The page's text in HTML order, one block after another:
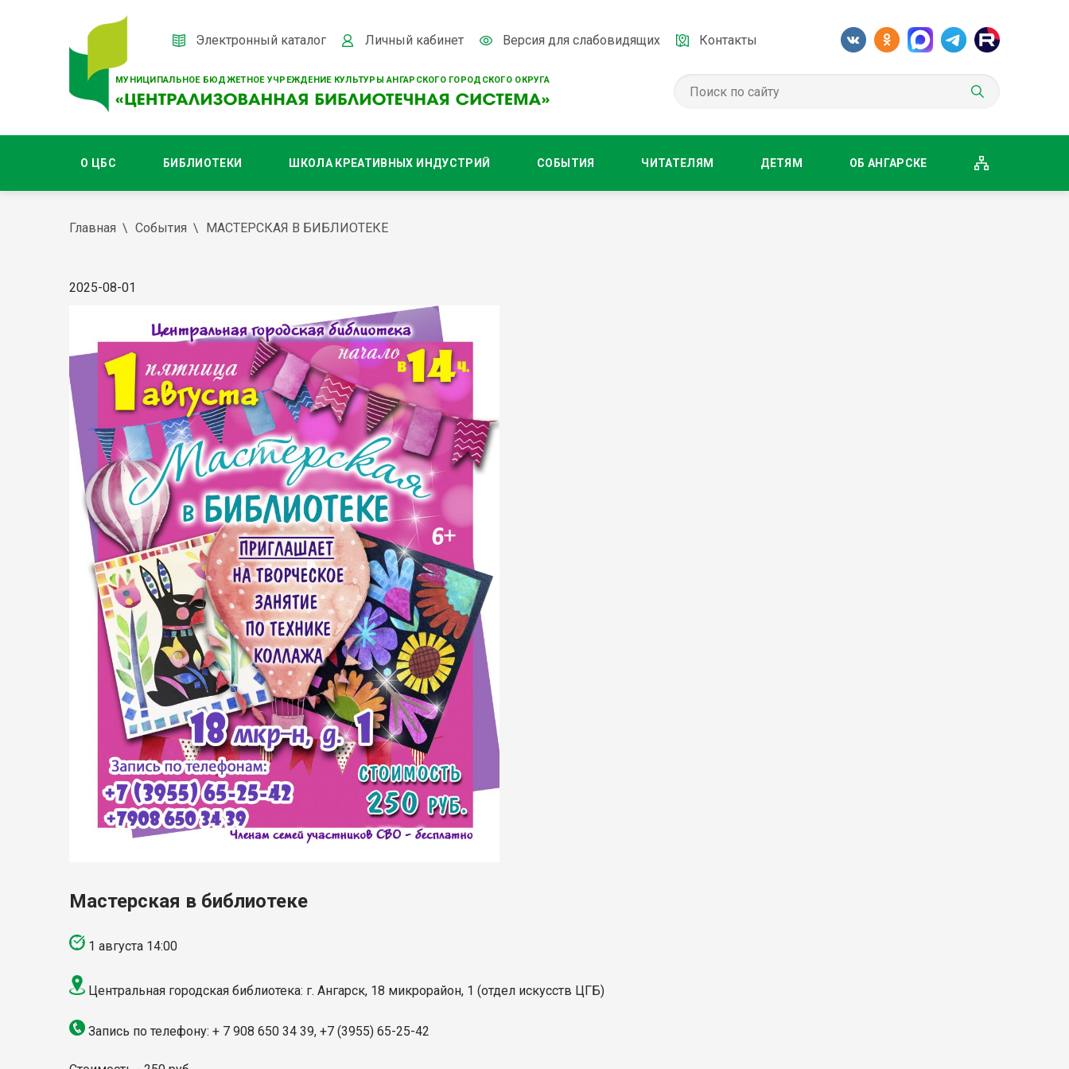
МУНИЦИПАЛЬНОЕ БЮДЖЕТНОЕ УЧРЕЖДЕНИЕ КУЛЬТУРЫ АНГАРСКОГО ГОРОДСКОГО ОКРУГА
Электронный каталог Личный кабинет Версия для слабовидящих Контакты
О ЦБС БИБЛИОТЕКИ ШКОЛА КРЕАТИВНЫХ ИНДУСТРИЙ СОБЫТИЯ ЧИТАТЕЛЯМ ДЕТЯМ ОБ АНГАРСКЕ
Главная События МАСТЕРСКАЯ В БИБЛИОТЕКЕ
2025-08-01
Мастерская в библиотеке
1 августа 14:00
Центральная городская библиотека: г. Ангарск, 18 микрорайон, 1 (отдел искусств ЦГБ)
Запись по телефону: + 7 908 650 34 39, +7 (3955) 65-25-42